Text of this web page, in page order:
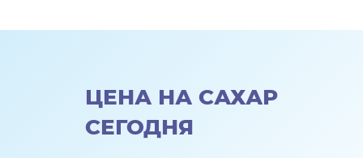
ЦЕНА НА САХАР
СЕГОДНЯ